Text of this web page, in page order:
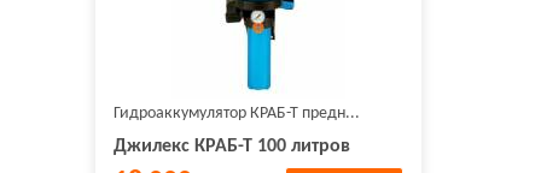
Гидроаккумулятор КРАБ-Т предн...
Джилекс КРАБ-Т 100 литров